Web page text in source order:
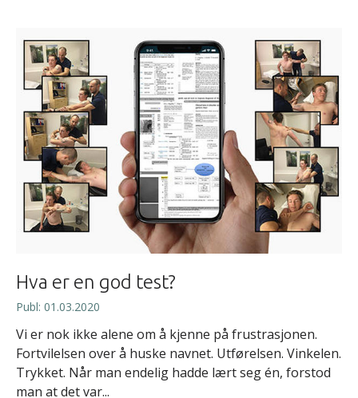
Hva er en god test?
Publ: 01.03.2020
Vi er nok ikke alene om å kjenne på frustrasjonen.
Fortvilelsen over å huske navnet. Utførelsen. Vinkelen.
Trykket. Når man endelig hadde lært seg én, forstod
man at det var...